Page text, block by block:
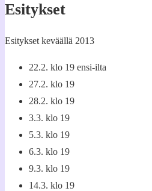
Esitykset
Esitykset keväällä 2013
22.2. klo 19 ensi-ilta
27.2. klo 19
28.2. klo 19
3.3. klo 19
5.3. klo 19
6.3. klo 19
9.3. klo 19
14.3. klo 19